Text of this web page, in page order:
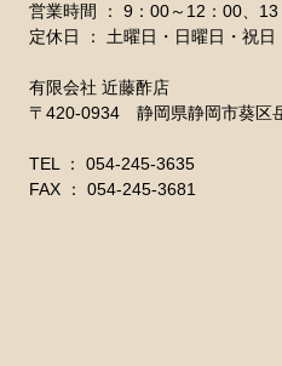
営業時間 ： 9：00～12：00、
定休日 ： 土曜日・日曜日・祝日
有限会社 近藤酢店
〒420-0934 静岡県静岡市葵区
TEL ： 054-245-3635
FAX ： 054-245-3681